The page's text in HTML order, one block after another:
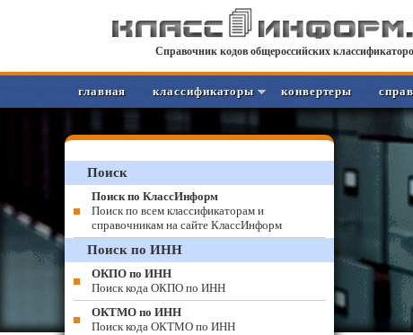
Справочник кодов общероссийских
главная классификаторы конвертеры
Поиск
Поиск по КлассИнформ
Поиск по всем классификаторам и
справочникам на сайте КлассИнформ
Поиск по ИНН
ОКПО по ИНН
Поиск кода ОКПО по ИНН
ОКТМО по ИНН
Поиск кода ОКТМО по ИНН